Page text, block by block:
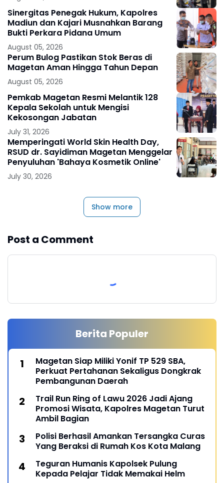
Sinergitas Penegak Hukum, Kapolres
Madiun dan Kajari Musnahkan Barang
Bukti Perkara Pidana Umum
August 05, 2026
Perum Bulog Pastikan Stok Beras di
Magetan Aman Hingga Tahun Depan
August 05, 2026
Pemkab Magetan Resmi Melantik 128
Kepala Sekolah untuk Mengisi
Kekosongan Jabatan
July 31, 2026
Memperingati World Skin Health Day,
RSUD dr. Sayidiman Magetan Menggelar
Penyuluhan 'Bahaya Kosmetik Online'
July 30, 2026
Show more
Post a Comment
Berita Populer
Magetan Siap Miliki Yonif TP 529 SBA,
Perkuat Pertahanan Sekaligus Dongkrak
Pembangunan Daerah
Trail Run Ring of Lawu 2026 Jadi Ajang
Promosi Wisata, Kapolres Magetan Turut
Ambil Bagian
Polisi Berhasil Amankan Tersangka Curas
Yang Beraksi di Rumah Kos Kota Malang
Teguran Humanis Kapolsek Pulung
Kepada Pelajar Tidak Memakai Helm